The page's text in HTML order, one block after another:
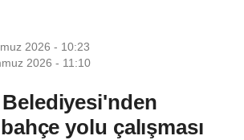
2026 - 10:23
2026 - 11:10
yolu çalışması